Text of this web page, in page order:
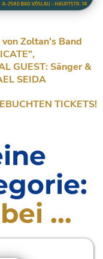
Zoltan's Band
GUEST: Sänger &
SEIDA
TICKETS!
...